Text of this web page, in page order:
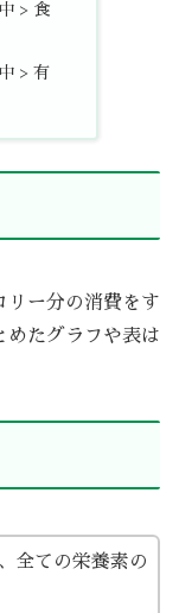
> 食
> 有
リー分の消費をす
めたグラフや表は
全ての栄養素の